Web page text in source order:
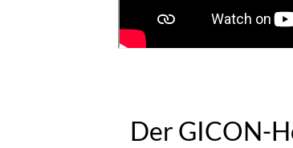
Der GICON-